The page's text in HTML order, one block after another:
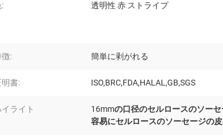
: 透明性 赤 ストライプ
徴: 簡単に剥がれる
明書: ISO,BRC,FDA,HALAL,GB,SGS
ライト 16mmの口径のセルロースのソー
容易にセルロースのソーセージの